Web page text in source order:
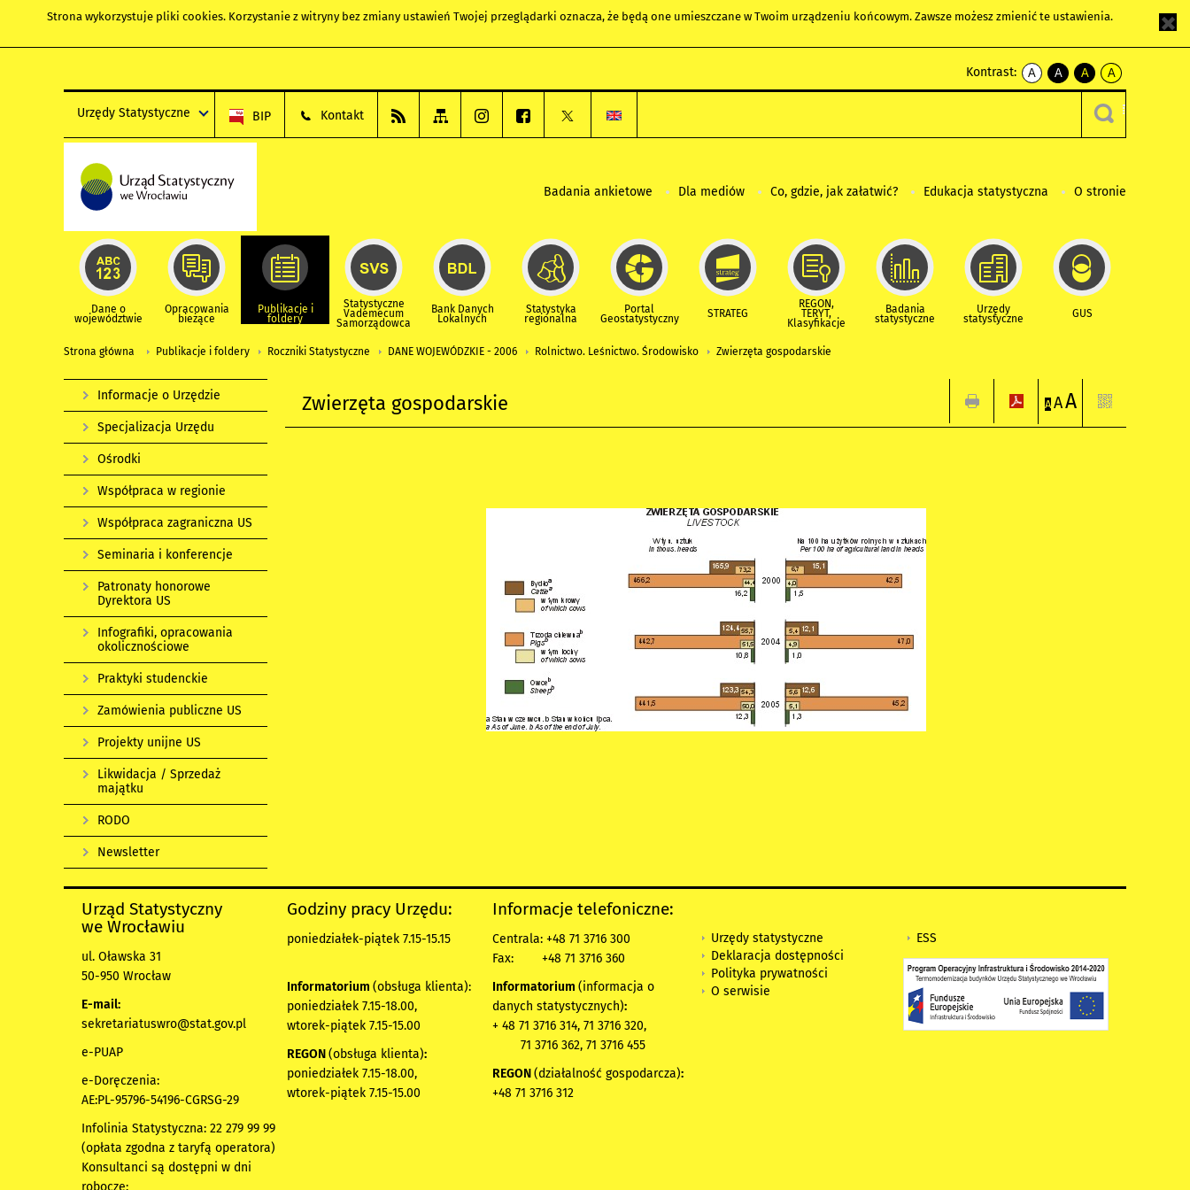
Strona wykorzystuje pliki cookies. Korzystanie z witryny bez zmiany ustawień Twojej przeglądarki oznacza, że będą one umieszczane w Twoim urządzeniu końcowym. Zawsze możesz zmienić te ustawienia.
Kontrast:
A
kontrast
A
kontrast
czarnym
A
kontrast
żółty
tekst
czarnym
A
kontrast
czarny
tekst
żółtym
Urzędy Statystyczne BIP Kontakt
Badania ankietowe Dla mediów Co, gdzie, jak załatwić? Edukacja statystyczna O stronie
Dane o
województwie
Opracowania
bieżące
Publikacje i
foldery
Statystyczne
Vademecum
Samorządowca
Bank Danych
Lokalnych
Statystyka
regionalna
Portal
Geostatystyczny STRATEG
REGON,
TERYT,
Klasyfikacje
Badania
statystyczne
Urzędy
statystyczne GUS
Strona główna Publikacje i foldery Roczniki Statystyczne DANE WOJEWÓDZKIE - 2006 Rolnictwo. Leśnictwo. Środowisko Zwierzęta gospodarskie
Zwierzęta gospodarskie A AA
Informacje o Urzędzie
Specjalizacja Urzędu
Ośrodki
Współpraca w regionie
Współpraca zagraniczna US
Seminaria i konferencje
Patronaty honorowe
Dyrektora US
Infografiki, opracowania
okolicznościowe
Praktyki studenckie
Zamówienia publiczne US
Projekty unijne US
Likwidacja / Sprzedaż
majątku
RODO
Newsletter
Urząd Statystyczny
we Wrocławiu
ul. Oławska 31
50-950 Wrocław
E-mail:
sekretariatuswro@stat.gov.pl
e-PUAP
e-Doręczenia:
AE:PL-95796-54196-CGRSG-29
Infolinia Statystyczna: 22 279 99 99
(opłata zgodna z taryfą operatora)
Konsultanci są dostępni w dni
robocze:
Godziny pracy Urzędu:
poniedziałek-piątek 7.15-15.15
Informatorium (obsługa klienta):
poniedziałek 7.15-18.00,
wtorek-piątek 7.15-15.00
REGON(obsługa klienta):
poniedziałek 7.15-18.00,
wtorek-piątek 7.15-15.00
Informacje telefoniczne:
Centrala: +48 71 3716 300
Fax:
+48 71 3716 360
Informatorium (informacja o
danych statystycznych):
+ 48 71 3716 314, 71 3716 320,
71 3716 362, 71 3716 455
REGON(działalność gospodarcza):
+48 71 3716 312
Urzędy statystyczne
Deklaracja dostępności
Polityka prywatności
O serwisie
ESS